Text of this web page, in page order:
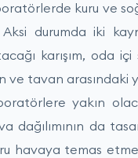
kuru ve
Aksi durumda iki
karışım, oda
ve tavan arasındaki
yakın
dağılımının da
havaya temas